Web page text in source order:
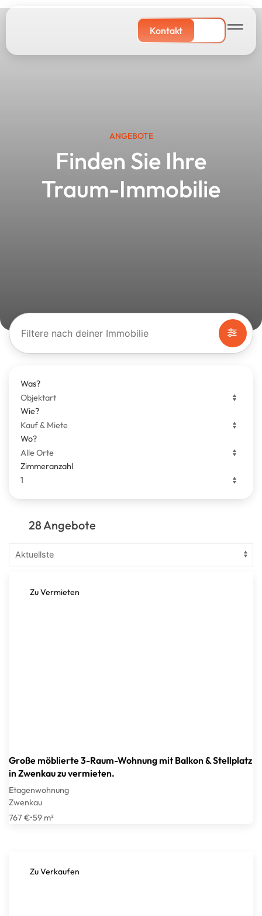
Kontakt
ANGEBOTE
Finden Sie Ihre
Traum-Immobilie
Filtere nach deiner Immobilie
Was?
Wie?
Wo?
Zimmeranzahl
28 Angebote
Zu Vermieten
Große möblierte 3-Raum-Wohnung mit Balkon & Stellplatz
in Zwenkau zu vermieten.
Etagenwohnung
Zwenkau
767 €•59 m²
Zu Verkaufen